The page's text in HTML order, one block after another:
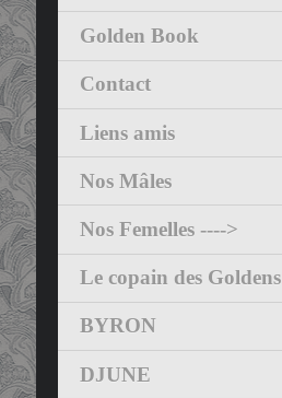
Golden Book
Contact
Liens amis
Nos Mâles
Nos Femelles ---->
Le copain des Goldens
BYRON
DJUNE